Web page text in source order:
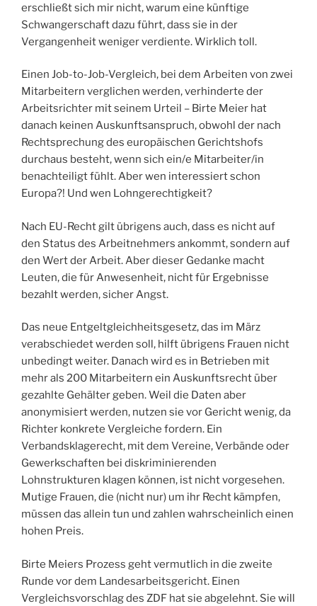
erschließt sich mir nicht, warum eine künftige
Schwangerschaft dazu führt, dass sie in der
Vergangenheit weniger verdiente. Wirklich toll.
Einen Job-to-Job-Vergleich, bei dem Arbeiten von zwei
Mitarbeitern verglichen werden, verhinderte der
Arbeitsrichter mit seinem Urteil – Birte Meier hat
danach keinen Auskunftsanspruch, obwohl der nach
Rechtsprechung des europäischen Gerichtshofs
durchaus besteht, wenn sich ein/e Mitarbeiter/in
benachteiligt fühlt. Aber wen interessiert schon
Europa?! Und wen Lohngerechtigkeit?
Nach EU-Recht gilt übrigens auch, dass es nicht auf
den Status des Arbeitnehmers ankommt, sondern auf
den Wert der Arbeit. Aber dieser Gedanke macht
Leuten, die für Anwesenheit, nicht für Ergebnisse
bezahlt werden, sicher Angst.
Das neue Entgeltgleichheitsgesetz, das im März
verabschiedet werden soll, hilft übrigens Frauen nicht
unbedingt weiter. Danach wird es in Betrieben mit
mehr als 200 Mitarbeitern ein Auskunftsrecht über
gezahlte Gehälter geben. Weil die Daten aber
anonymisiert werden, nutzen sie vor Gericht wenig, da
Richter konkrete Vergleiche fordern. Ein
Verbandsklagerecht, mit dem Vereine, Verbände oder
Gewerkschaften bei diskriminierenden
Lohnstrukturen klagen können, ist nicht vorgesehen.
Mutige Frauen, die (nicht nur) um ihr Recht kämpfen,
müssen das allein tun und zahlen wahrscheinlich einen
hohen Preis.
Birte Meiers Prozess geht vermutlich in die zweite
Runde vor dem Landesarbeitsgericht. Einen
Vergleichsvorschlag des ZDF hat sie abgelehnt. Sie will